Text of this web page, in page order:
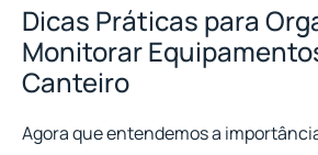
Dicas Práticas para
Monitorar
Canteiro
Agora que entendemos a